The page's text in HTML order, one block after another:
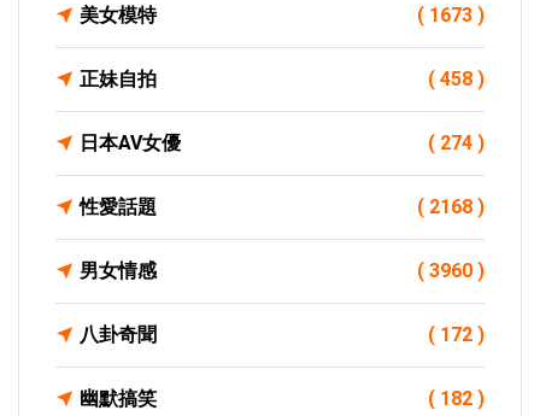
美女模特 ( 1673 )
正妹自拍 ( 458 )
日本AV女優 ( 274 )
性愛話題 ( 2168 )
男女情感 ( 3960 )
八卦奇聞 ( 172 )
幽默搞笑 ( 182 )